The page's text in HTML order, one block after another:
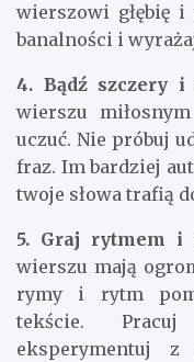
wierszowi głębię i
banalności i
4. Bądź szczery i
wierszu
uczuć. Nie próbuj
fraz. Im bardziej
twoje słowa trafią
5. Graj rytmem i
wierszu mają
rymy i rytm
tekście.
eksperymentuj